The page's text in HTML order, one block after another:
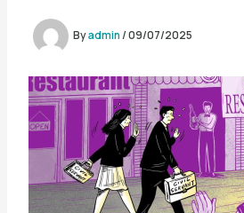
Byadmin/09/07/2025